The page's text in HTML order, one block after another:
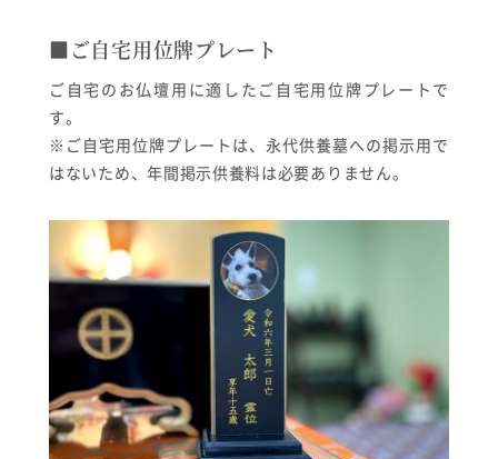
■ご自宅用位牌プレート
ご自宅のお仏壇用に適したご自宅用位牌プレートで
す。
※ご自宅用位牌プレートは、永代供養墓への掲示用で
はないため、年間掲示供養料は必要ありません。